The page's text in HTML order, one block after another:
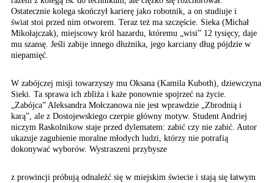
Ostatecznie kolega skończył karierę jako robotnik, a on studiuje i
świat stoi przed nim otworem. Teraz też ma szczęście. Sieka (Michał
Mikołajczak), miejscowy król hazardu, któremu „wisi” 12 tysięcy, daje
mu szansę. Jeśli zabije innego dłużnika, jego karciany dług pójdzie w
niepamięć.
W zabójczej misji towarzyszy mu Oksana (Kamila Kuboth), dziewczyna
Sieki. Ta sprawa ich zbliża i każe ponownie spojrzeć na życie.
„Zabójca” Aleksandra Mołczanowa nie jest wprawdzie „Zbrodnią i
karą”, ale z Dostojewskiego czerpie główny motyw. Student Andriej
niczym Raskolnikow staje przed dylematem: zabić czy nie zabić. Autor
ukazuje zagubienie moralne młodych ludzi, którzy nie potrafią
dokonywać wyborów. Wystraszeni przybysze
z prowincji próbują odnaleźć się w miejskim świecie i stają się łatwym